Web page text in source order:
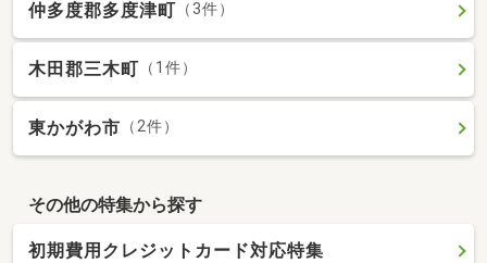
仲多度郡多度津町 （3件）
木田郡三木町 （1件）
東かがわ市 （2件）
その他の特集から探す
初期費用クレジットカード対応特集